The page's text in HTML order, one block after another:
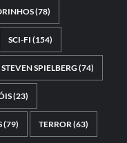
(78)
SCI-FI (154)
STEVEN SPIELBERG (74)
(23)
(79) TERROR(63)